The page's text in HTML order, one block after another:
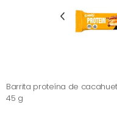
Barrita proteína de
45 g